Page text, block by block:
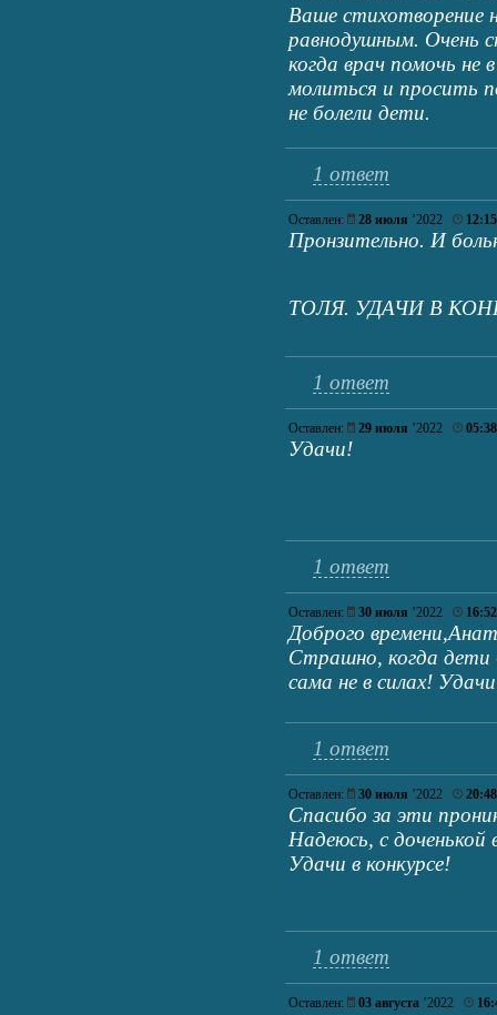
Ваше
равнодушным. Очень
когда врач помочь не
молиться и просить
не болели дети.
1 ответ
Оставлен: 28 июля ’2022 12:15
Пронзительно. И
ТОЛЯ. УДАЧИ В
1 ответ
Оставлен: 29 июля ’2022 05:38
Удачи!
1 ответ
Оставлен: 30 июля ’2022 16:52
Доброго
Страшно, когда
сама не в силах!
1 ответ
Оставлен: 30 июля ’2022 20:48
Спасибо за эти
Надеюсь, с доченькой
Удачи в конкурсе!
1 ответ
Оставлен: 03 августа ’2022